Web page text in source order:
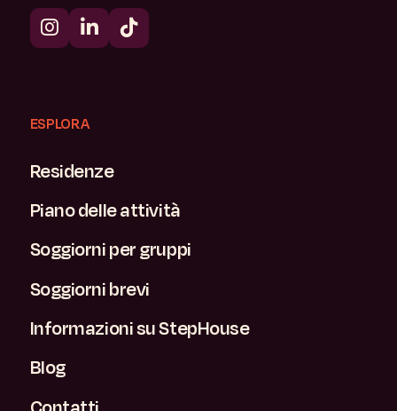
ESPLORA
Residenze
Piano delle attività
Soggiorni per gruppi
Soggiorni brevi
Informazioni su StepHouse
Blog